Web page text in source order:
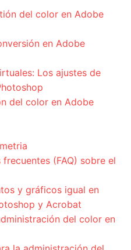
del color en Adobe
en Adobe
Los ajustes de
del color en Adobe
(FAQ) sobre el
y gráficos igual en
y Acrobat
del color en